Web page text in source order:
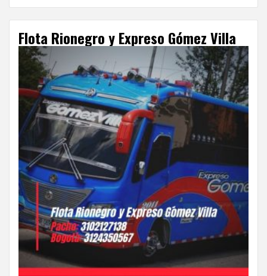
Flota Rionegro y Expreso Gómez Villa